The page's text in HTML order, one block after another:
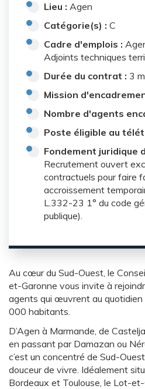
Lieu : Agen
Catégorie(s) : C
Cadre d'emplois :
Adjoints techniques
Durée du contrat : 3
Mission
Nombre d'agents
Poste éligible au
Fondement juridique
Recrutement ouvert
contractuels pour faire
accroissement
L.332-23 1° du code
publique).
Au cœur du Sud-Ouest, le
et-Garonne vous invite à
agents qui œuvrent au quotidien
000 habitants.
D’Agen à Marmande, de
en passant par Damazan ou
c’est un concentré de Sud-
douceur de vivre. Idéalement
Bordeaux et Toulouse, le Lot-